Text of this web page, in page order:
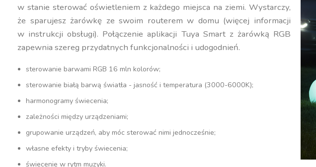
w stanie sterować oświetleniem z każdego miejsca na ziemi. Wystarczy,
że sparujesz żarówkę ze swoim routerem w domu (więcej informacji
w instrukcji obsługi). Połączenie aplikacji Tuya Smart z żarówką RGB
zapewnia szereg przydatnych funkcjonalności i udogodnień.
sterowanie barwami RGB 16 mln kolorów;
sterowanie białą barwą światła - jasność i temperatura (3000-6000K);
harmonogramy świecenia;
zależności między urządzeniami;
grupowanie urządzeń, aby móc sterować nimi jednocześnie;
własne efekty i tryby świecenia;
świecenie w rytm muzyki.